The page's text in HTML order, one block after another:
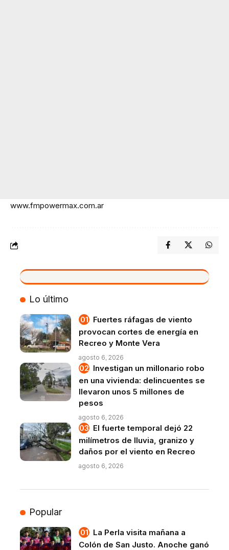
www.fmpowermax.com.ar
VIVO
Lo último
Fuertes ráfagas de viento
provocan cortes de energía en
Recreo y Monte Vera
agosto 6, 2026
Investigan un millonario robo
en una vivienda: delincuentes se
llevaron unos 5 millones de
pesos
agosto 6, 2026
El fuerte temporal dejó 22
milímetros de lluvia, granizo y
daños por el viento en Recreo
agosto 6, 2026
Popular
La Perla visita mañana a
Colón de San Justo. Anoche ganó